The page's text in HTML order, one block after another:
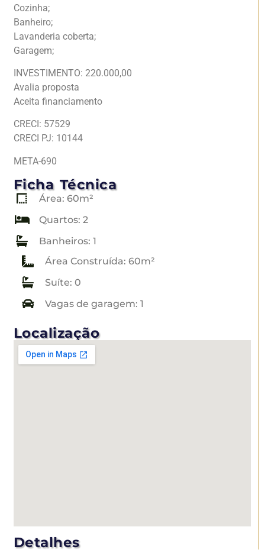
Cozinha;
Banheiro;
Lavanderia coberta;
Garagem;
INVESTIMENTO: 220.000,00
Avalia proposta
Aceita financiamento
CRECI: 57529
CRECI PJ: 10144
META-690
Ficha Técnica
Área: 60m²
Quartos: 2
Banheiros: 1
Área Construída: 60m²
Suíte: 0
Vagas de garagem: 1
Localização
Detalhes